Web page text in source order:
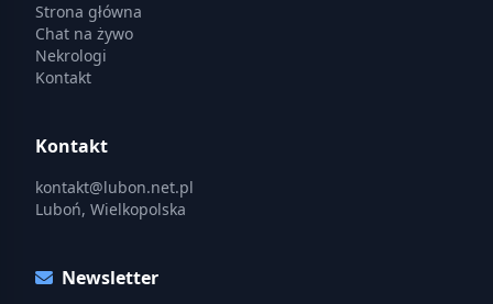
Strona główna
Chat na żywo
Nekrologi
Kontakt
Kontakt
kontakt@lubon.net.pl
Luboń, Wielkopolska
Newsletter